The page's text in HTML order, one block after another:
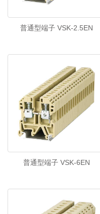
普通型端子 VSK-2.5EN
普通型端子 VSK-6EN